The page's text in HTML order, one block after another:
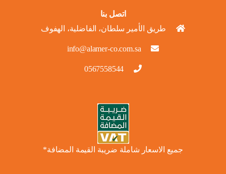
اتصل بنا
طريق الأمير سلطان، الفاضلية، الهفوف
info@alamer-co.com.sa
0567558544
جميع الاسعار شاملة ضريبة القيمة المضافة*